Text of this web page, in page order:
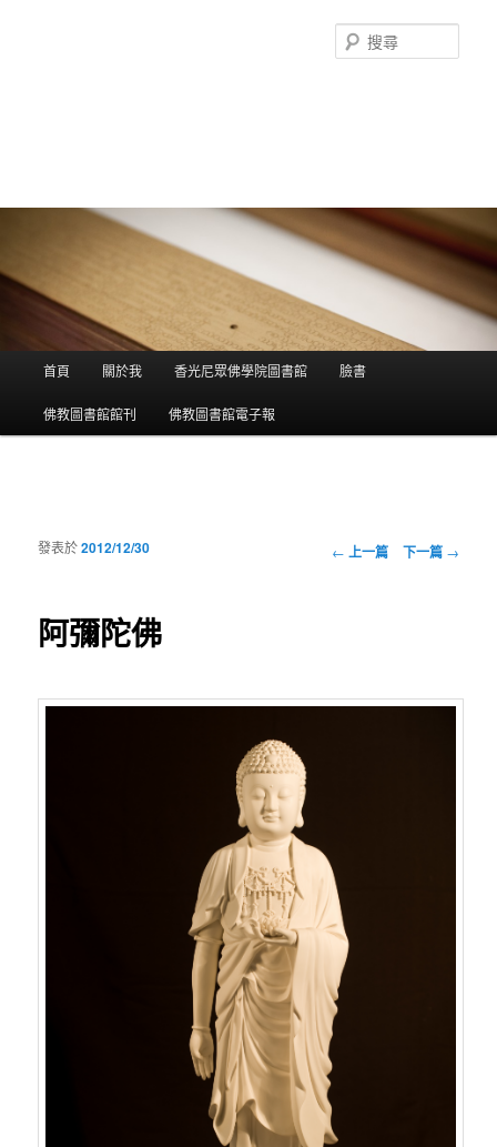
尋
跳到主內容
跳到第二內容
首頁 關於我 香光尼眾佛學院圖書館 臉書
佛教圖書館館刊 佛教圖書館電子報
瀏覽文章
← 上一篇 下一篇 →
阿彌陀佛
發表於2012/12/30